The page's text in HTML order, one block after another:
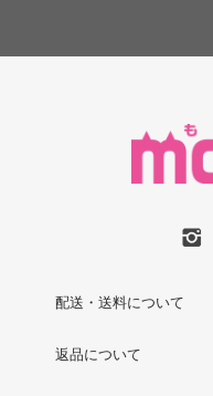
配送・送料について
返品について